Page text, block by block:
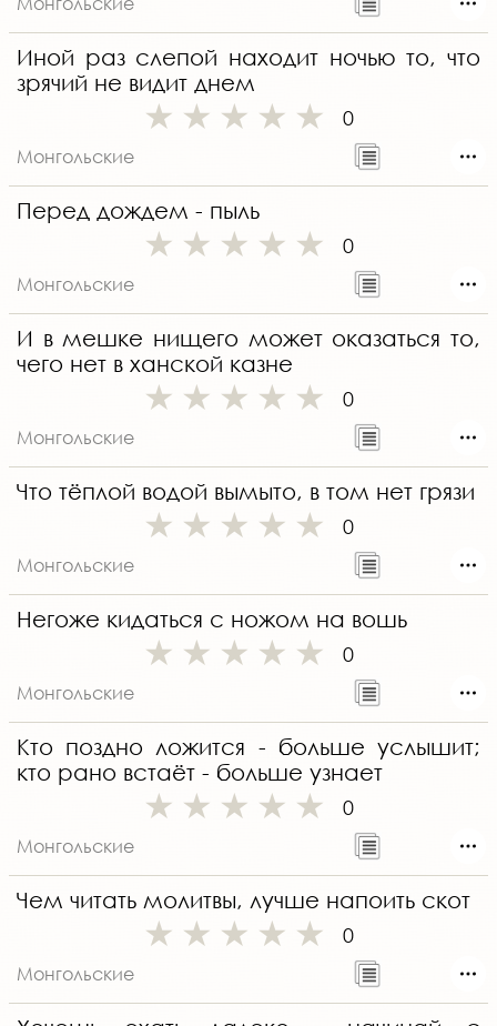
Иной раз слепой находит ночью то, что
зрячий не видит днем
0
Монгольские
Перед дождем - пыль
0
Монгольские
И в мешке нищего может оказаться то,
чего нет в ханской казне
0
Монгольские
Что тёплой водой вымыто, в том нет грязи
0
Монгольские
Негоже кидаться с ножом на вошь
0
Монгольские
Кто поздно ложится - больше услышит;
кто рано встаёт - больше узнает
0
Монгольские
Чем читать молитвы, лучше напоить скот
0
Монгольские